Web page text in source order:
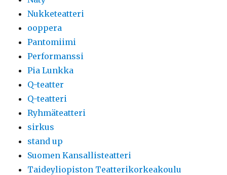
Nukketeatteri
ooppera
Pantomiimi
Performanssi
Pia Lunkka
Q-teatter
Q-teatteri
Ryhmäteatteri
sirkus
stand up
Suomen Kansallisteatteri
Taideyliopiston Teatterikorkeakoulu